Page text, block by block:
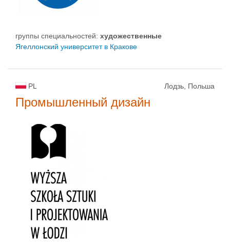
группы специальностей: художественные
Ягеллонский университет в Кракове
PL Лодзь, Польша
Промышленный дизайн